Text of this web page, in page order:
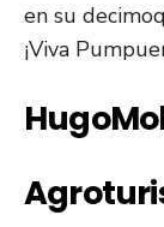
en su
¡Viva